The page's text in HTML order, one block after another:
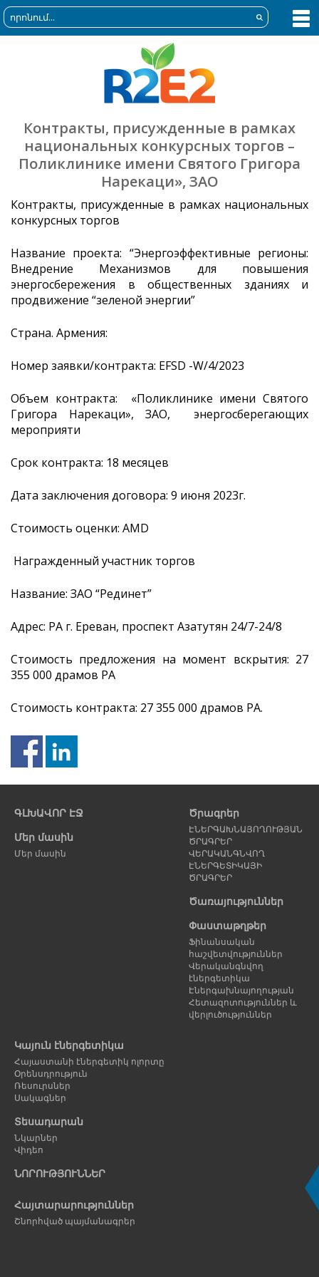
Контракты, присужденные в рамках
национальных конкурсных торгов –
Поликлинике имени Святого Григора
Нарекаци», ЗАО
Контракты, присужденные в рамках национальных
конкурсных торгов
Название проекта: “Энергоэффективные регионы:
Внедрение Механизмов для повышения
энергосбережения в общественных зданиях и
продвижение “зеленой энергии”
Страна. Армения:
Номер заявки/контракта: EFSD -W/4/2023
Объем контракта: «Поликлинике имени Святого
Григора Нарекаци», ЗАО, энергосберегающих
мероприяти
Срок контракта: 18 месяцев
Дата заключения договора: 9 июня 2023г.
Стоимость оценки: AMD
Награжденный участник торгов
Название: ЗАО “Рединет”
Адрес: РА г. Ереван, проспект Азатутян 24/7-24/8
Стоимость предложения на момент вскрытия: 27
355 000 драмов РА
Стоимость контракта: 27 355 000 драмов РА.
էջ
ԳԼԽԱՎՈՐ ԷՋ
Մեր մասին
Մեր մասին
Ծրագրեր
ԷՆԵՐԳԱԽՆԱՅՈՂՈՒԹՅԱՆ
ԾՐԱԳՐԵՐ
ՎԵՐԱԿԱՆԳՆՎՈՂ
ԷՆԵՐԳԵՏԻԿԱՅԻ
ԾՐԱԳՐԵՐ
Ծառայություններ
Փաստաթղթեր
Ֆինանսական
հաշվետվություններ
Վերականգնվող
էներգետիկա
Էներգախնայողության
Հետազոտություններ և
վերլուծություններ
Կայուն էներգետիկա
Հայաստանի էներգետիկ ոլորտը
Օրենսդրություն
Ռեսուրսներ
Սակագներ
Տեսադարան
Նկարներ
Վիդեո
ՆՈՐՈՒԹՅՈՒՆՆԵՐ
Հայտարարություններ
Շնորհված պայմանագրեր